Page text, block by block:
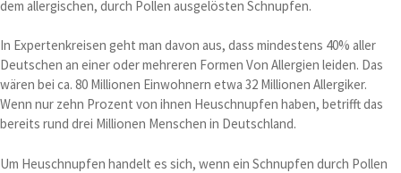
dem allergischen, durch Pollen ausgelösten Schnupfen.
In Expertenkreisen geht man davon aus, dass mindestens 40% aller
Deutschen an einer oder mehreren Formen Von Allergien leiden. Das
wären bei ca. 80 Millionen Einwohnern etwa 32 Millionen Allergiker.
Wenn nur zehn Prozent von ihnen Heuschnupfen haben, betrifft das
bereits rund drei Millionen Menschen in Deutschland.
Um Heuschnupfen handelt es sich, wenn ein Schnupfen durch Pollen